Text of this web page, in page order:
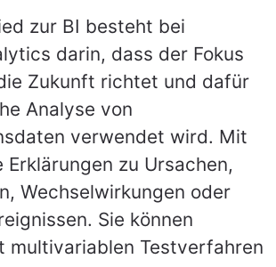
zur BI besteht bei
darin, dass der Fokus
Zukunft richtet und dafür
Analyse von
verwendet wird. Mit
Erklärungen zu Ursachen,
Wechselwirkungen oder
Sie können
multivariablen Testverfahren